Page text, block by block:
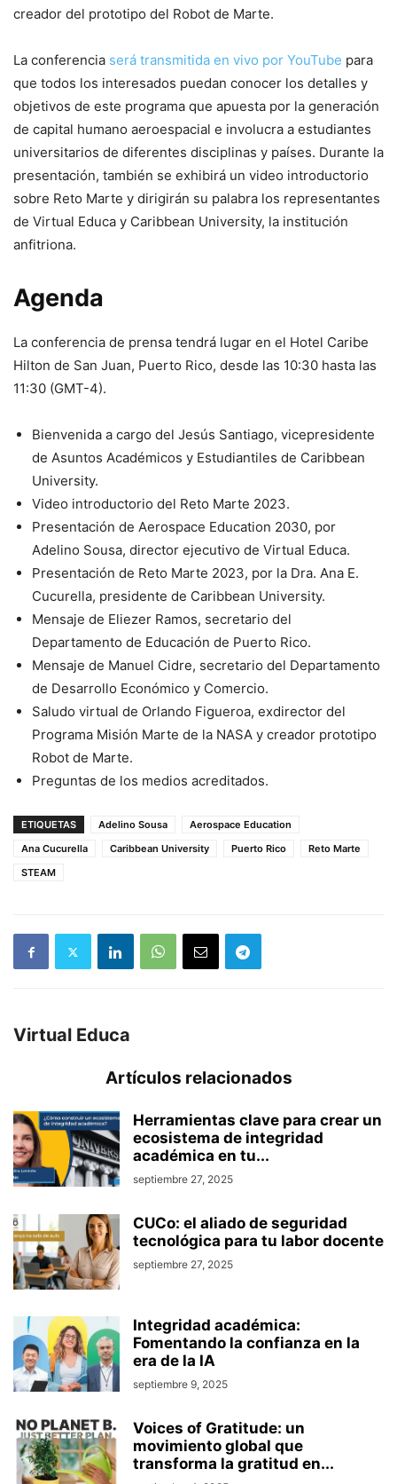
creador del prototipo del Robot de Marte.
La conferencia será transmitida en vivo por YouTube para
que todos los interesados puedan conocer los detalles y
objetivos de este programa que apuesta por la generación
de capital humano aeroespacial e involucra a estudiantes
universitarios de diferentes disciplinas y países. Durante la
presentación, también se exhibirá un video introductorio
sobre Reto Marte y dirigirán su palabra los representantes
de Virtual Educa y Caribbean University, la institución
anfitriona.
Agenda
La conferencia de prensa tendrá lugar en el Hotel Caribe
Hilton de San Juan, Puerto Rico, desde las 10:30 hasta las
11:30 (GMT-4).
Bienvenida a cargo del Jesús Santiago, vicepresidente
de Asuntos Académicos y Estudiantiles de Caribbean
University.
Video introductorio del Reto Marte 2023.
Presentación de Aerospace Education 2030, por
Adelino Sousa, director ejecutivo de Virtual Educa.
Presentación de Reto Marte 2023, por la Dra. Ana E.
Cucurella, presidente de Caribbean University.
Mensaje de Eliezer Ramos, secretario del
Departamento de Educación de Puerto Rico.
Mensaje de Manuel Cidre, secretario del Departamento
de Desarrollo Económico y Comercio.
Saludo virtual de Orlando Figueroa, exdirector del
Programa Misión Marte de la NASA y creador prototipo
Robot de Marte.
Preguntas de los medios acreditados.
ETIQUETAS Adelino Sousa
Aerospace Education
Ana Cucurella
Caribbean University Puerto Rico
Reto Marte
STEAM
Virtual Educa
Artículos relacionados
Herramientas clave para crear un
ecosistema de integridad
académica en tu...
septiembre 27, 2025
CUCo: el aliado de seguridad
tecnológica para tu labor docente
septiembre 27, 2025
Integridad académica:
Fomentando la confianza en la
era de la IA
septiembre 9, 2025
Voices of Gratitude: un
movimiento global que
transforma la gratitud en...